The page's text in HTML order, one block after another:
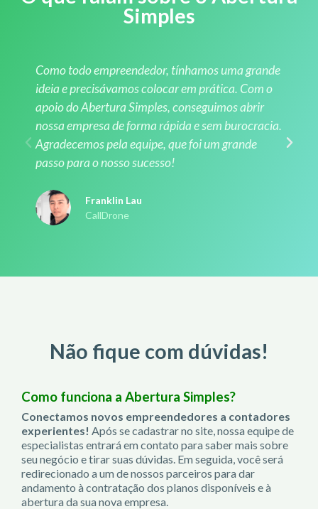
Simples
Como todo empreendedor, tínhamos uma grande
ideia e precisávamos colocar em prática. Com o
apoio do Abertura Simples, conseguimos abrir
nossa empresa de forma rápida e sem burocracia.
Agradecemos pela equipe, que foi um grande
passo para o nosso sucesso!
Franklin Lau
CallDrone
Não fique com dúvidas!
Como funciona a Abertura Simples?
Conectamos novos empreendedores a contadores
experientes! Após se cadastrar no site, nossa equipe de
especialistas entrará em contato para saber mais sobre
seu negócio e tirar suas dúvidas. Em seguida, você será
redirecionado a um de nossos parceiros para dar
andamento à contratação dos planos disponíveis e à
abertura da sua nova empresa.